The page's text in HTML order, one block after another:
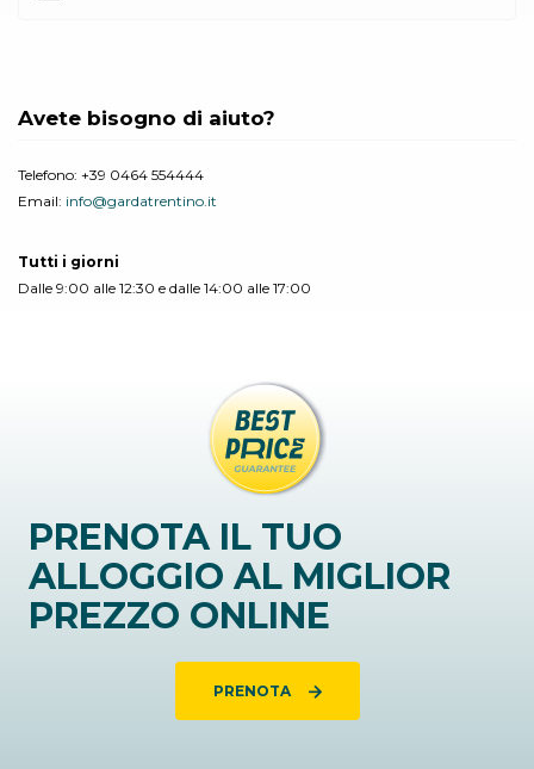
Avete bisogno di aiuto?
Telefono: +39 0464 554444
Email: info@gardatrentino.it
Tutti i giorni
Dalle 9:00 alle 12:30 e dalle 14:00 alle 17:00
PRENOTA IL TUO
ALLOGGIO AL MIGLIOR
PREZZO ONLINE
PRENOTA